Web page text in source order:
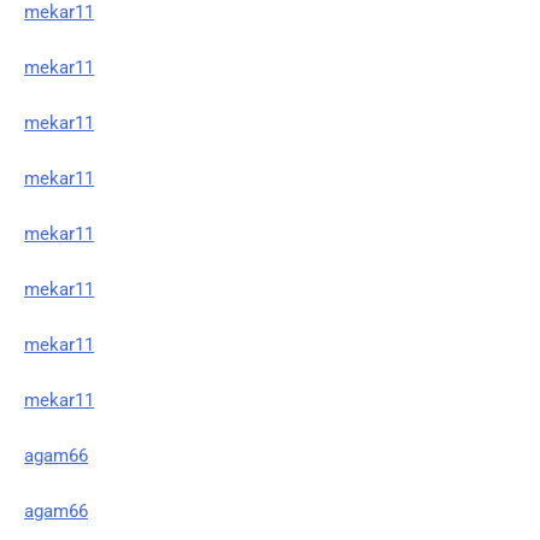
mekar11
mekar11
mekar11
mekar11
mekar11
mekar11
mekar11
mekar11
agam66
agam66